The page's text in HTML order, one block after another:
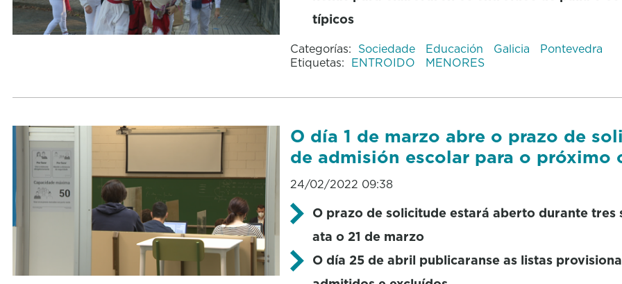
típicos
Categorías: Sociedade Educación Galicia
Pontevedra
Etiquetas: ENTROIDO MENORES
O día 1 de marzo abre o prazo de
de admisión escolar para o próximo
24/02/2022 09:38
O prazo de solicitude estará aberto durante tres
ata o 21 de marzo
O día 25 de abril publicaranse as listas